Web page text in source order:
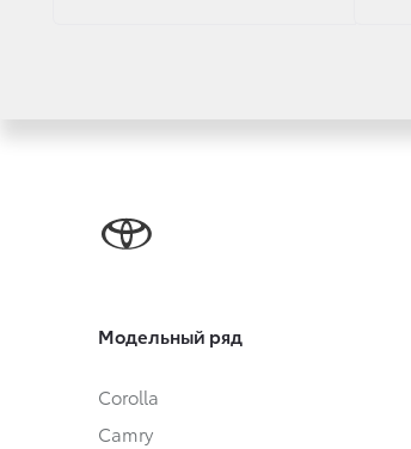
Модельный ряд
Corolla
Camry